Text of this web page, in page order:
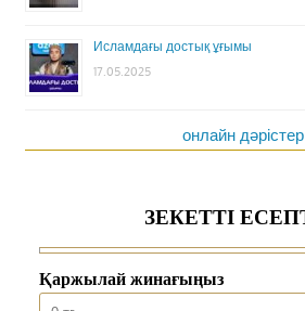
Исламдағы достық ұғымы
17.05.2025
онлайн дәрістер